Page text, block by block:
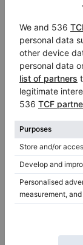
Hot
Broadwood
Broadwood
Lunghezza:5′6″
Stato:Regno
Città:Swansea
verificato